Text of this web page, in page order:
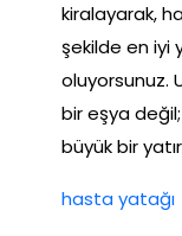
kiralayarak,
şekilde en iyi
oluyorsunuz.
bir eşya değil;
büyük bir
hasta yatağı